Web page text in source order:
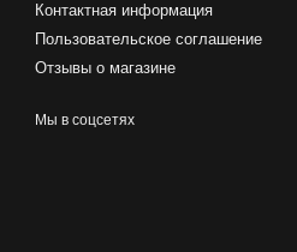
Контактная информация
Пользовательское соглашение
Отзывы о магазине
Мы в соцсетях